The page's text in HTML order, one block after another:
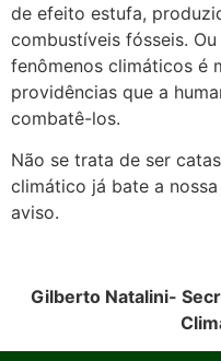
de efeito estufa,
combustíveis fósseis.
fenômenos climáticos é
providências que a
combatê-los.
Não se trata de ser
climático já bate a
aviso.
Gilberto Natalini-